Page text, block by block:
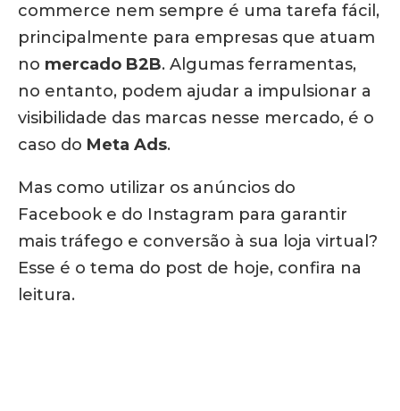
commerce nem sempre é uma tarefa fácil,
principalmente para empresas que atuam
no mercado B2B. Algumas ferramentas,
no entanto, podem ajudar a impulsionar a
visibilidade das marcas nesse mercado, é o
caso do Meta Ads.
Mas como utilizar os anúncios do
Facebook e do Instagram para garantir
mais tráfego e conversão à sua loja virtual?
Esse é o tema do post de hoje, confira na
leitura.